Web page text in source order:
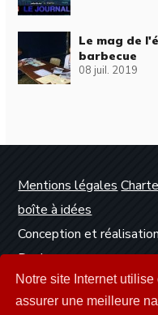
Notre site Internet
assurer une meilleure
Le mag de
barbecue
08 juil. 2019
Mentions légales
boîte à idées
Conception et
Dunkerque